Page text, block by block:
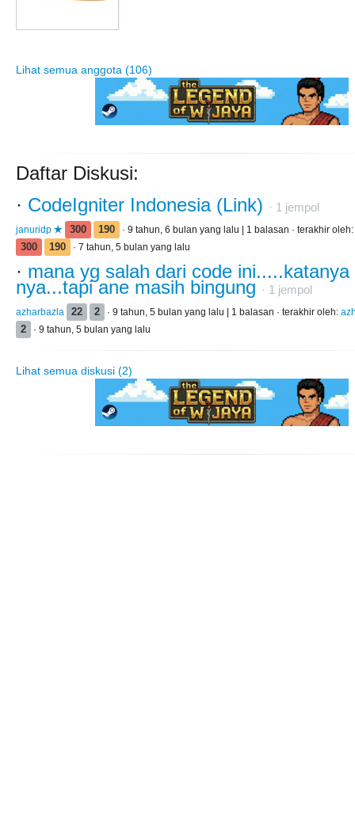
Lihat semua anggota (106)
Daftar Diskusi:
· CodeIgniter Indonesia (Link) · 1 jempol
januridp 300 190
· 9 tahun, 6 bulan yang lalu | 1 balasan · terakhir oleh:
300
190 · 7 tahun, 5 bulan yang lalu
· mana yg salah dari code ini.....katanya
nya...tapi ane masih bingung · 1 jempol
azharbazla 22 2 · 9 tahun, 5 bulan yang lalu | 1 balasan · terakhir oleh:
2
· 9 tahun, 5 bulan yang lalu
Lihat semua diskusi (2)